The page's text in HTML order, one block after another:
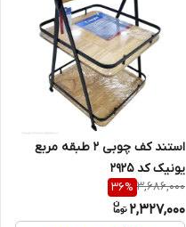
استند کف چوبی 2 طبقه مربع
یونیک کد 2925
3,686,000
36%
2,327,000